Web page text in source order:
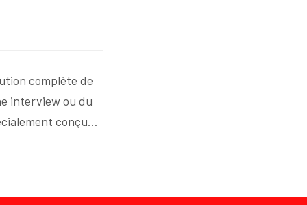
complète de
interview ou du
conçu…